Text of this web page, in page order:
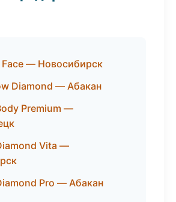
Face — Новосибирск
Diamond — Абакан
Premium —
Vita —
Pro — Абакан